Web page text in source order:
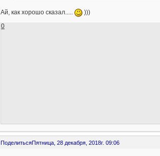
Ай, как хорошо сказал.....
)))
0
ПоделитьсяПятница, 28 декабря, 2018г. 09:06